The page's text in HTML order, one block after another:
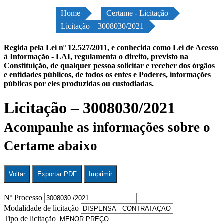
Home
Certame - Licitação
Licitação – 3008030/2021
Regida pela Lei nº 12.527/2011, e conhecida como Lei de Acesso
à Informação - LAI, regulamenta o direito, previsto na
Constituição, de qualquer pessoa solicitar e receber dos órgãos
e entidades públicos, de todos os entes e Poderes, informações
públicas por eles produzidas ou custodiadas.
Licitação – 3008030/2021
Acompanhe as informações sobre o
Certame abaixo
Voltar Exportar PDF Imprimir
Nº Processo
Modalidade de licitação
Tipo de licitação